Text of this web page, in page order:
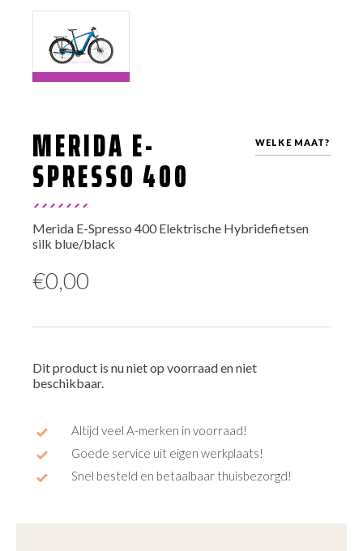
WELKE MAAT?
MERIDA E-
SPRESSO 400
Merida E-Spresso 400 Elektrische Hybridefietsen
silk blue/black
€0,00
Dit product is nu niet op voorraad en niet
beschikbaar.
Altijd veel A-merken in voorraad!
Goede service uit eigen werkplaats!
Snel besteld en betaalbaar thuisbezorgd!